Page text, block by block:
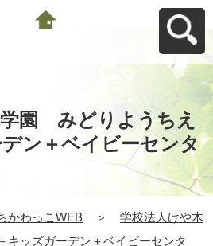
園 みどりようちえ
ン＋ベイビーセンタ
かわっこWEB ＞
学校法人けや木
ッズガーデン＋ベイビーセンタ